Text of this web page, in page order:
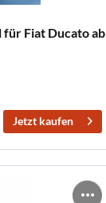
Fiat Ducato ab
Jetzt kaufen